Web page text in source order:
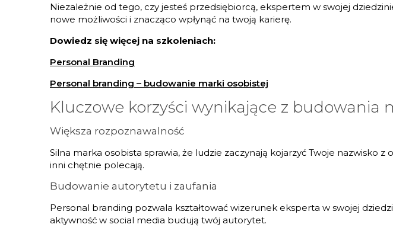
Niezależnie od tego, czy jesteś przedsiębiorcą, ekspertem w swojej
nowe możliwości i znacząco wpłynąć na twoją karierę.
Dowiedz się więcej na szkoleniach:
Personal Branding
Personal branding – budowanie marki osobistej
Kluczowe korzyści wynikające z budowania
Większa rozpoznawalność
Silna marka osobista sprawia, że ludzie zaczynają kojarzyć Twoje
inni chętnie polecają.
Budowanie autorytetu i zaufania
Personal branding pozwala kształtować wizerunek eksperta w swojej
aktywność w social media budują twój autorytet.